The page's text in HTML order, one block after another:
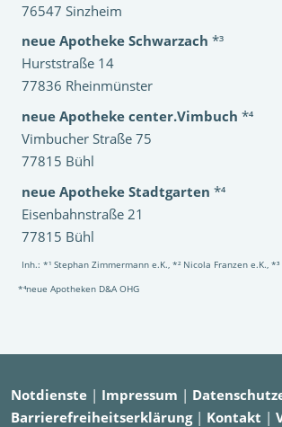
76547 Sinzheim
neue Apotheke Schwarzach *³
Hurststraße 14
77836 Rheinmünster
neue Apotheke center.Vimbuch *⁴
Vimbucher Straße 75
77815 Bühl
neue Apotheke Stadtgarten *⁴
Eisenbahnstraße 21
77815 Bühl
Inh.: *¹ Stephan Zimmermann e.K., *² Nicola Franzen e.K.,
*⁴neue Apotheken D&A OHG
Notdienste | Impressum |
Barrierefreiheitserklärung| Kontakt |